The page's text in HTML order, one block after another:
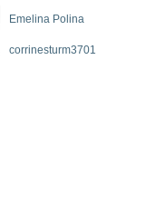
Emelina Polina
corrinesturm3701